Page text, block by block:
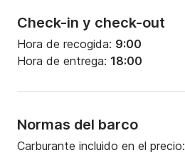
Check-in y check-out
Hora de recogida: 9:00
Hora de entrega: 18:00
Normas del barco
Carburante incluido en el precio: